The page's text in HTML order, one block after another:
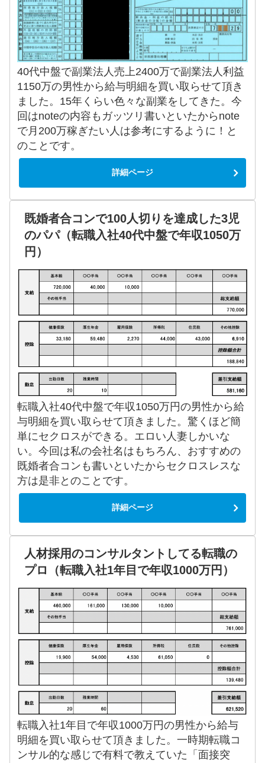
40代中盤で副業法人売上2400万で副業法人利益
1150万の男性から給与明細を買い取らせて頂き
ました。15年くらい色々な副業をしてきた。今
回はnoteの内容もガッツリ書いといたからnote
で月200万稼ぎたい人は参考にするように！と
のことです。
詳細ページ
既婚者合コンで100人切りを達成した3児
のパパ（転職入社40代中盤で年収1050万
円）
転職入社40代中盤で年収1050万円の男性から給
与明細を買い取らせて頂きました。驚くほど簡
単にセクロスができる。エロい人妻しかいな
い。今回は私の会社名はもちろん、おすすめの
既婚者合コンも書いといたからセクロスレスな
方は是非とのことです。
詳細ページ
人材採用のコンサルタントしてる転職の
プロ（転職入社1年目で年収1000万円）
転職入社1年目で年収1000万円の男性から給与
明細を買い取らせて頂きました。一時期転職コ
ンサル的な感じで有料で教えていた「面接突